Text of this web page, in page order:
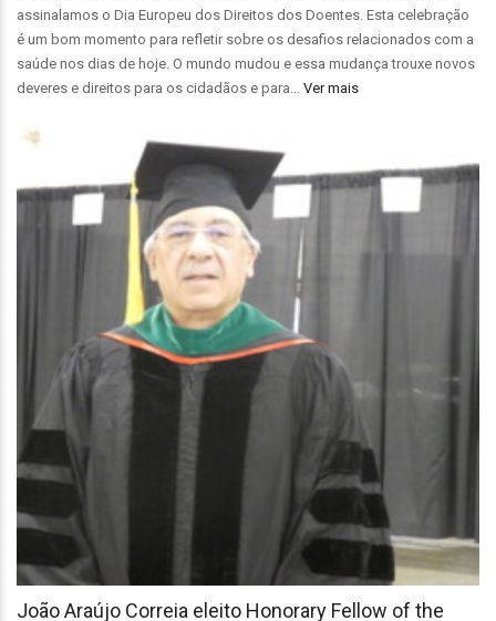
assinalamos o Dia Europeu dos Direitos dos Doentes. Esta celebração
é um bom momento para refletir sobre os desafios relacionados com a
saúde nos dias de hoje. O mundo mudou e essa mudança trouxe novos
deveres e direitos para os cidadãos e para… Ver mais
João Araújo Correia eleito Honorary Fellow of the